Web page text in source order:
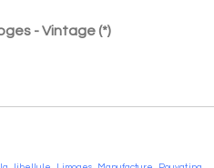
- Vintage (*)